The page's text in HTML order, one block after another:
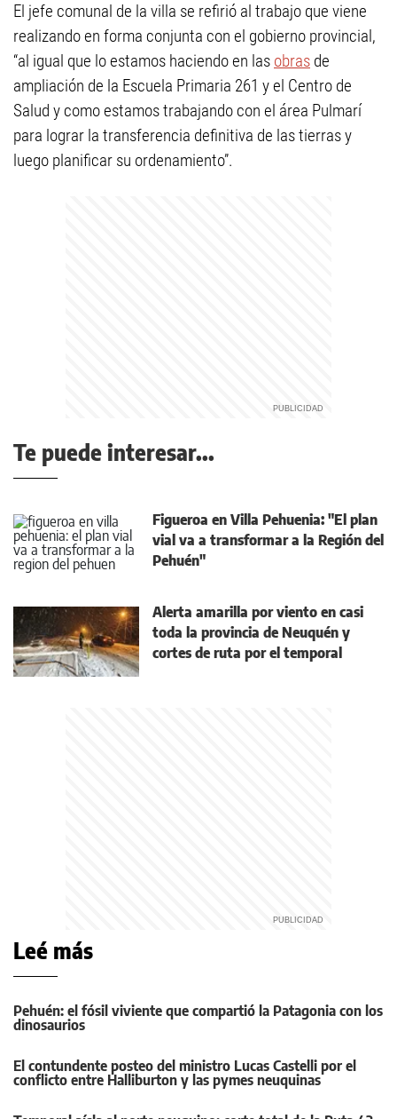
El jefe comunal de la villa se refirió al trabajo que viene
realizando en forma conjunta con el gobierno provincial,
“al igual que lo estamos haciendo en las obras de
ampliación de la Escuela Primaria 261 y el Centro de
Salud y como estamos trabajando con el área Pulmarí
para lograr la transferencia definitiva de las tierras y
luego planificar su ordenamiento”.
Te puede interesar...
Figueroa en Villa Pehuenia: "El plan
vial va a transformar a la Región del
Pehuén"
Alerta amarilla por viento en casi
toda la provincia de Neuquén y
cortes de ruta por el temporal
Leé más
Pehuén: el fósil viviente que compartió la Patagonia con los
dinosaurios
El contundente posteo del ministro Lucas Castelli por el
conflicto entre Halliburton y las pymes neuquinas